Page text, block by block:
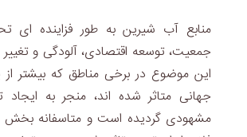
منابع آب شیرین به طور فزاینده ای
جمعیت، توسعه اقتصادی، آلودگی و تغییر
این موضوع در برخی مناطق که بیشتر
جهانی متاثر شده اند، منجر به
مشهودی گردیده است و متاسفانه بخش